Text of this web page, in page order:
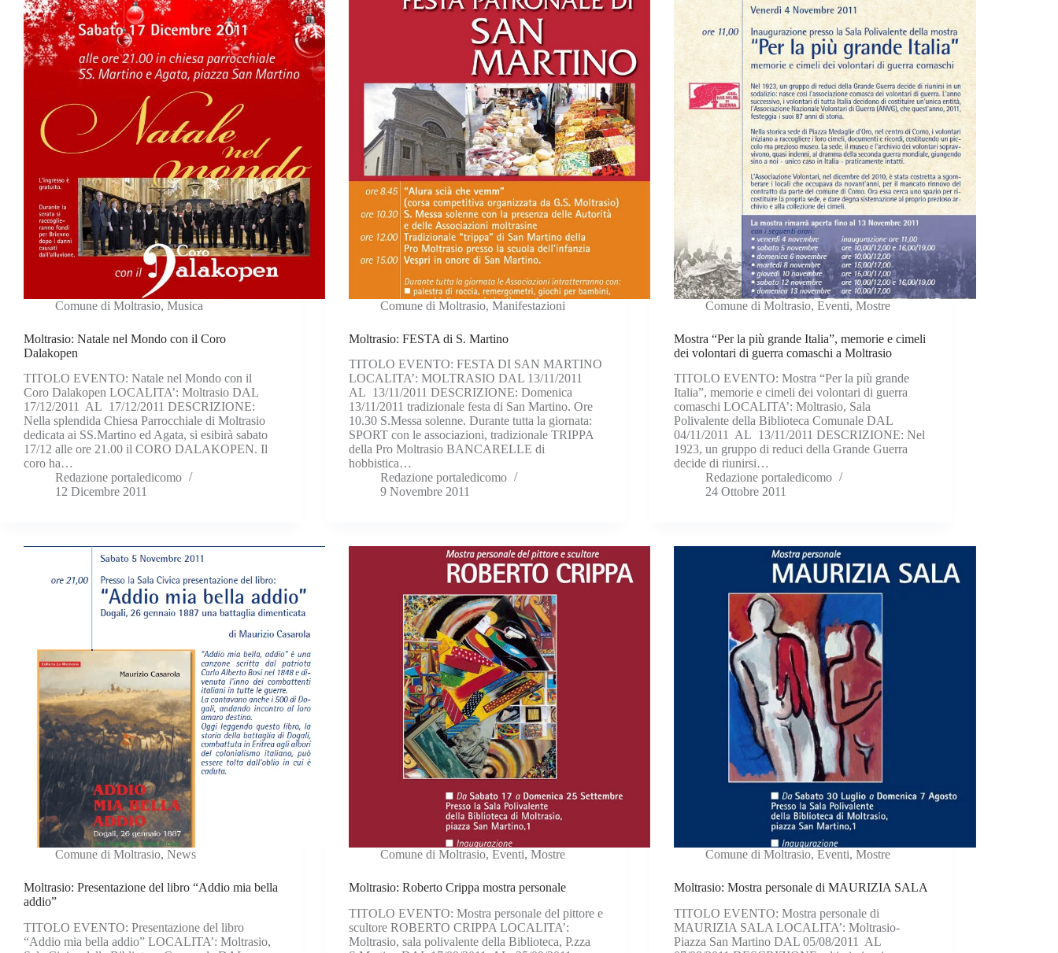
Comune di Moltrasio, Musica
Moltrasio: Natale nel Mondo con il Coro
Dalakopen
TITOLO EVENTO: Natale nel Mondo con il
Coro Dalakopen LOCALITA’: Moltrasio DAL
17/12/2011 AL 17/12/2011 DESCRIZIONE:
Nella splendida Chiesa Parrocchiale di Moltrasio
dedicata ai SS.Martino ed Agata, si esibirà sabato
17/12 alle ore 21.00 il CORO DALAKOPEN. Il
coro ha…
Redazione portaledicomo
12 Dicembre 2011
Comune di Moltrasio,Manifestazioni
Moltrasio: FESTA di S. Martino
TITOLO EVENTO: FESTA DI SAN MARTINO
LOCALITA’: MOLTRASIO DAL 13/11/2011
AL 13/11/2011 DESCRIZIONE: Domenica
13/11/2011 tradizionale festa di San Martino. Ore
10.30 S.Messa solenne. Durante tutta la giornata:
SPORT con le associazioni, tradizionale TRIPPA
della Pro Moltrasio BANCARELLE di
hobbistica…
Redazione portaledicomo
9 Novembre 2011
Comune di Moltrasio,Eventi,Mostre
Mostra “Per la più grande Italia”, memorie e cimeli
dei volontari di guerra comaschi a Moltrasio
TITOLO EVENTO: Mostra “Per la più grande
Italia”, memorie e cimeli dei volontari di guerra
comaschi LOCALITA’: Moltrasio, Sala
Polivalente della Biblioteca Comunale DAL
04/11/2011 AL 13/11/2011 DESCRIZIONE: Nel
1923, un gruppo di reduci della Grande Guerra
decide di riunirsi…
Redazione portaledicomo
24 Ottobre 2011
Comune di Moltrasio, News
Moltrasio: Presentazione del libro “Addio mia bella
addio”
TITOLO EVENTO: Presentazione del libro
“Addio mia bella addio” LOCALITA’: Moltrasio,
Comune di Moltrasio,Eventi,Mostre
Moltrasio: Roberto Crippa mostra personale
TITOLO EVENTO: Mostra personale del pittore e
scultore ROBERTO CRIPPA LOCALITA’:
Moltrasio, sala polivalente della Biblioteca, P.zza
Comune di Moltrasio,Eventi,Mostre
Moltrasio: Mostra personale di MAURIZIA SALA
TITOLO EVENTO: Mostra personale di
MAURIZIA SALA LOCALITA’: Moltrasio-
Piazza San Martino DAL 05/08/2011 AL